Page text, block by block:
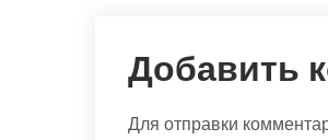
Добавить
Для отправки